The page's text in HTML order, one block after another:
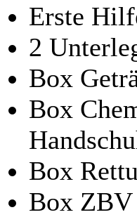
Erste
2
Box
Box
Box
Box ZBV